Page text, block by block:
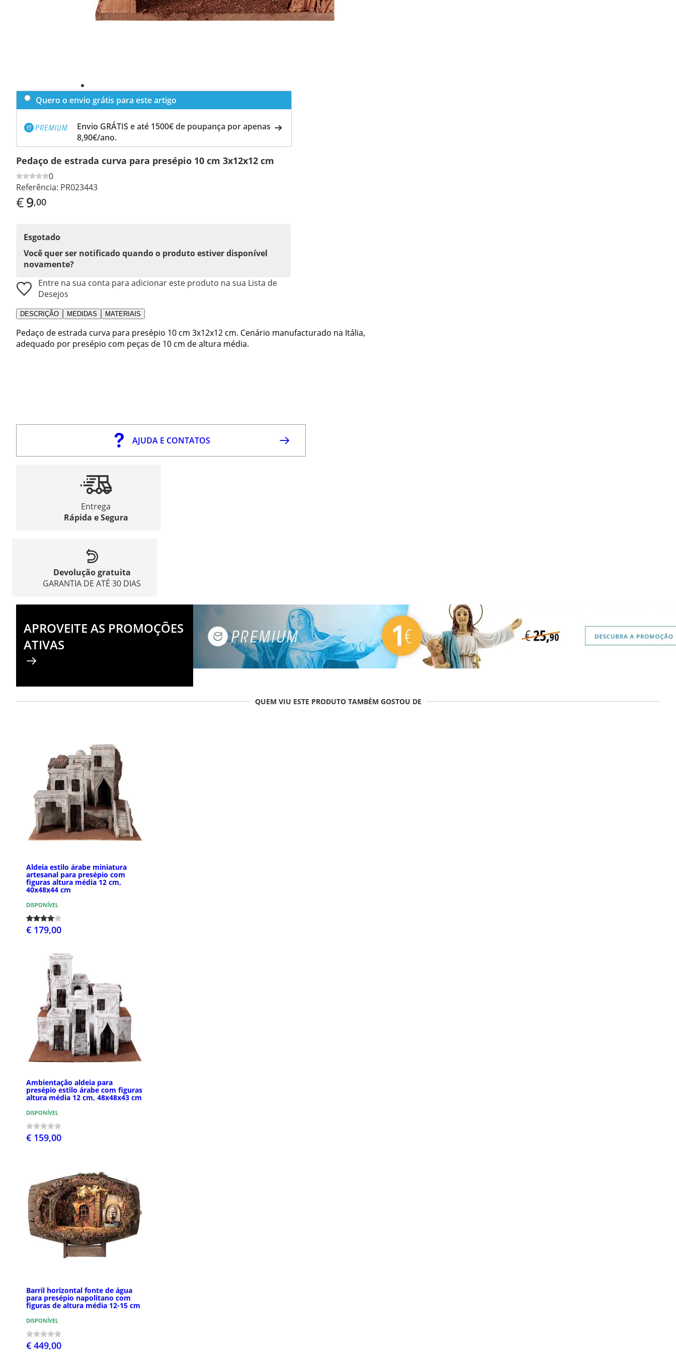
Quero o envio grátis para este artigo
Envio GRÁTIS e até 1500€ de poupança por apenas
8,90€/ano.
Pedaço de estrada curva para presépio 10 cm 3x12x12 cm
0
Referência: PR023443
€9,00
Esgotado
Você quer ser notificado quando o produto estiver disponível
novamente?
Entre na sua conta para adicionar este produto na sua Lista de
Desejos
DESCRIÇÃO MEDIDAS MATERIAIS
Pedaço de estrada curva para presépio 10 cm 3x12x12 cm. Cenário manufacturado na Itália,
adequado por presépio com peças de 10 cm de altura média.
AJUDA E CONTATOS
Entrega
Rápida e Segura
Devolução gratuita
GARANTIA DE ATÉ 30 DIAS
APROVEITE AS PROMOÇÕES
ATIVAS
QUEM VIU ESTE PRODUTO TAMBÉM GOSTOU DE
Aldeia estilo árabe miniatura
artesanal para presépio com
figuras altura média 12 cm,
40x48x44 cm
DISPONÍVEL
€ 179,00
Ambientação aldeia para
presépio estilo árabe com figuras
altura média 12 cm, 48x48x43 cm
DISPONÍVEL
€ 159,00
Barril horizontal fonte de água
para presépio napolitano com
figuras de altura média 12-15 cm
DISPONÍVEL
€ 449,00